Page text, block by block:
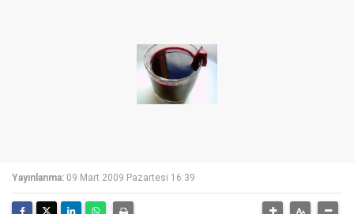
Yayınlanma: 09 Mart 2009 Pazartesi 16:39